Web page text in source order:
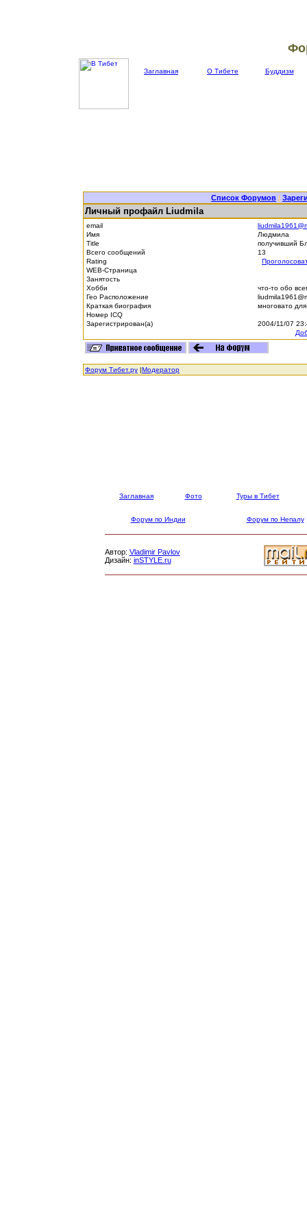
Заглавная О Тибете Буддизм
Список Форумов |
Личный профайл Liudmila
email
Имя
Людмила
Title
получивший
Всего сообщений
13
Rating
WEB-Страница
Занятость
Хобби
что-то обо
Гео Расположение
Краткая биография
многовато
Номер ICQ
Зарегистрирован(а)
2004/11/07
Форум Тибет.ру |Модератор
Заглавная Фото Туры в Тибет
Форум по Индии Форум по Непалу
Автор: Vladimir Pavlov
Дизайн: inSTYLE.ru